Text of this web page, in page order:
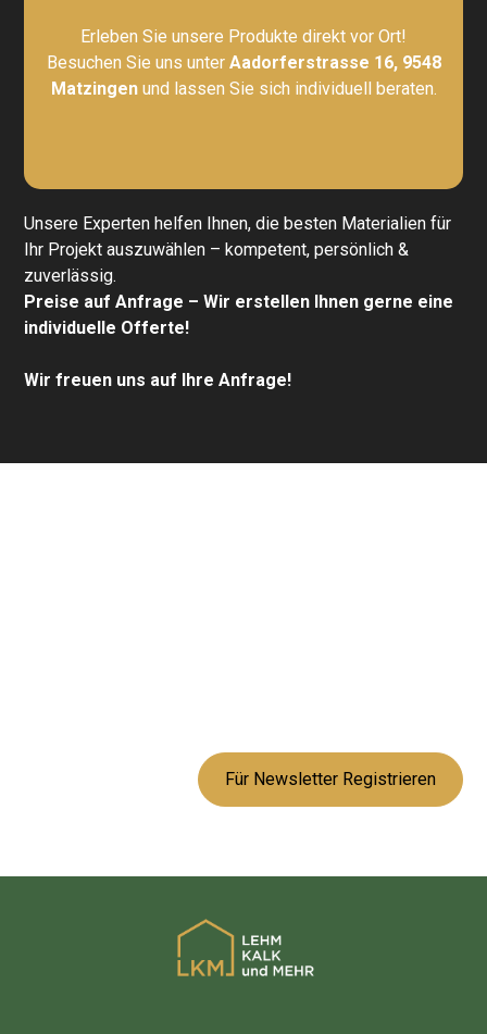
Erleben Sie unsere Produkte direkt vor Ort!
Besuchen Sie uns unter Aadorferstrasse 16, 9548
Matzingenund lassen Sie sich individuell beraten.
Unsere Experten helfen Ihnen, die besten Materialien für
Ihr Projekt auszuwählen – kompetent, persönlich &
zuverlässig.
Preise auf Anfrage – Wir erstellen Ihnen gerne eine
individuelle Offerte!
Wir freuen uns auf Ihre Anfrage!
Für Newsletter Registrieren